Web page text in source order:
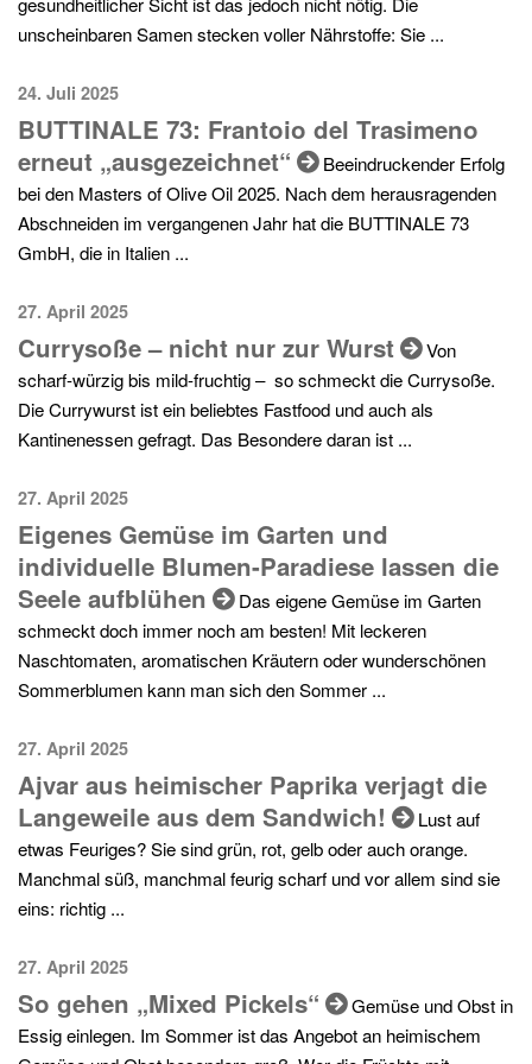
unscheinbaren Samen stecken voller Nährstoffe: Sie ...
24. Juli 2025
BUTTINALE 73: Frantoio del Trasimeno
erneut „ausgezeichnet“
Beeindruckender Erfolg
bei den Masters of Olive Oil 2025. Nach dem herausragenden
Abschneiden im vergangenen Jahr hat die BUTTINALE 73
GmbH, die in Italien ...
27. April 2025
Currysoße – nicht nur zur Wurst
Von
scharf-würzig bis mild-fruchtig – so schmeckt die Currysoße.
Die Currywurst ist ein beliebtes Fastfood und auch als
Kantinenessen gefragt. Das Besondere daran ist ...
27. April 2025
Eigenes Gemüse im Garten und
individuelle Blumen-Paradiese lassen die
Seele aufblühen
Das eigene Gemüse im Garten
schmeckt doch immer noch am besten! Mit leckeren
Naschtomaten, aromatischen Kräutern oder wunderschönen
Sommerblumen kann man sich den Sommer ...
27. April 2025
Ajvar aus heimischer Paprika verjagt die
Langeweile aus dem Sandwich!
Lust auf
etwas Feuriges? Sie sind grün, rot, gelb oder auch orange.
Manchmal süß, manchmal feurig scharf und vor allem sind sie
eins: richtig ...
27. April 2025
So gehen „Mixed Pickels“
Gemüse und Obst in
Essig einlegen. Im Sommer ist das Angebot an heimischem